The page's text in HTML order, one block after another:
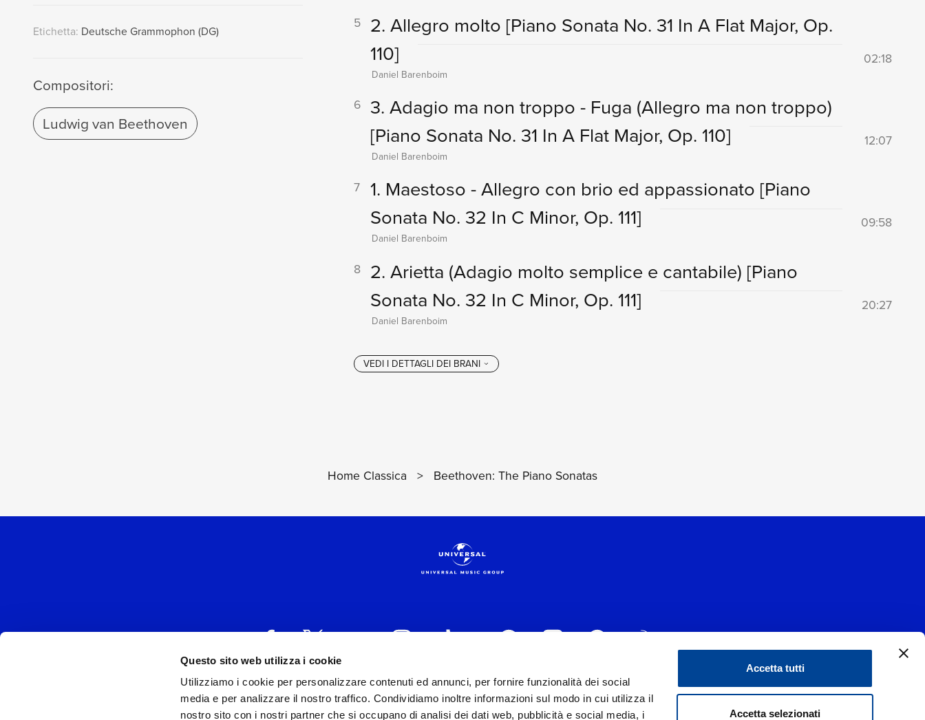
Questo sito web utilizza i cookie
Utilizziamo i cookie per personalizzare contenuti ed annunci, per fornire funzionalità dei social
media e per analizzare il nostro traffico. Condividiamo inoltre informazioni sul modo in cui utilizza il
nostro sito con i nostri partner che si occupano di analisi dei dati web, pubblicità e social media, i
Accetta tutti
Accetta selezionati
Etichetta: Deutsche Grammophon (DG)
Compositori:
Ludwig van Beethoven
5 2. Allegro molto [Piano Sonata No. 31 In A Flat Major, Op.
110]
02:18
Daniel Barenboim
6 3. Adagio ma non troppo - Fuga (Allegro ma non troppo)
[Piano Sonata No. 31 In A Flat Major, Op. 110]
12:07
Daniel Barenboim
7 1. Maestoso - Allegro con brio ed appassionato [Piano
Sonata No. 32 In C Minor, Op. 111]
09:58
Daniel Barenboim
8 2. Arietta (Adagio molto semplice e cantabile) [Piano
Sonata No. 32 In C Minor, Op. 111]
20:27
Daniel Barenboim
Home Classica > Beethoven: The Piano Sonatas
UNIVERSAL MUSIC ITALIA s.r.l. (Società con unico socio) | Via Nervesa, 21 - 20139 Milano
P.IVA IT03802730154 Iscritta al REA di Milano con il numero 966135 in data 29/06/1977